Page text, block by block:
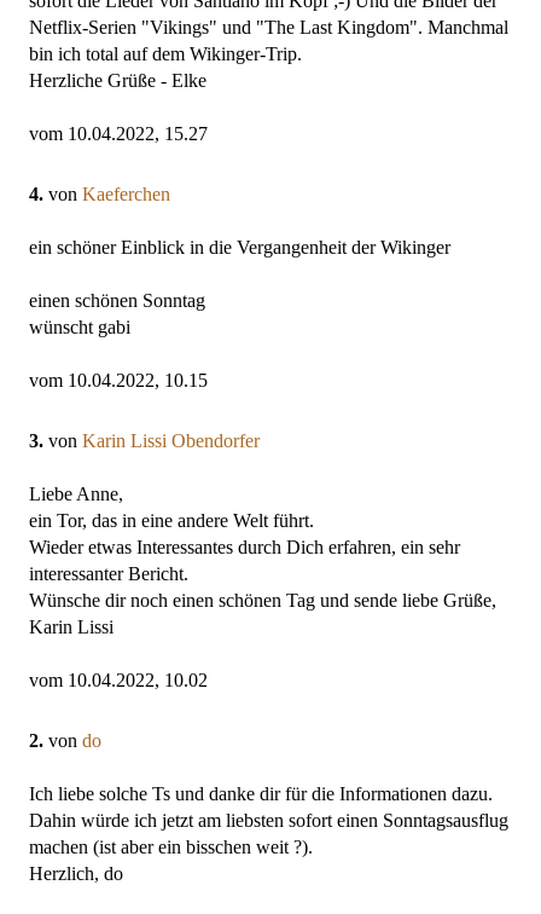
Netflix-Serien "Vikings" und "The Last Kingdom". Manchmal
bin ich total auf dem Wikinger-Trip.
Herzliche Grüße - Elke
vom 10.04.2022, 15.27
4. von Kaeferchen
ein schöner Einblick in die Vergangenheit der Wikinger
einen schönen Sonntag
wünscht gabi
vom 10.04.2022, 10.15
3. von Karin Lissi Obendorfer
Liebe Anne,
ein Tor, das in eine andere Welt führt.
Wieder etwas Interessantes durch Dich erfahren, ein sehr
interessanter Bericht.
Wünsche dir noch einen schönen Tag und sende liebe Grüße,
Karin Lissi
vom 10.04.2022, 10.02
2. von do
Ich liebe solche Ts und danke dir für die Informationen dazu.
Dahin würde ich jetzt am liebsten sofort einen Sonntagsausflug
machen (ist aber ein bisschen weit ?).
Herzlich, do